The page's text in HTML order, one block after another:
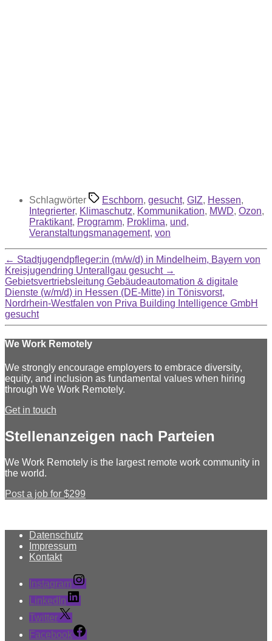
Schlagwörter Eschborn, gesucht, GIZ, Hessen,
Integrierter, Klimaschutz, Kommunikation, MWD, Ozon,
Praktikant, Programm, Proklima, und,
Veranstaltungsmanagement, von
← Stadtjugendpfleger:in (m/w/d) in Mindelheim, Bayern von
Kreisjugendring Unterallgau gesucht →
Gebietsvertriebsleitung Gebäudeautomation & digitale
Dienste (w/m/d) in Hessen (DE-Mitte) in Tönisvorst,
Nordrhein-Westfalen von Priva Building Intelligence GmbH
gesucht
We Work Remotely
We strongly encourage employers to embrace diversity,
equity, and inclusion as fundamental values when hiring
through We Work Remotely.
Get in touch
Stellenanzeigen nach Parteien
We Work Remotely is the largest remote work community in
the world.
Post a job for $299
Datenschutz
Impressum
Kontakt
Instagram
LinkedIn
Twitter
Facebook